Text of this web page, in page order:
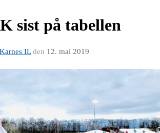
sist på tabellen
ILden 12. mai 2019